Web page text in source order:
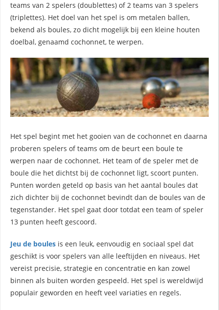
teams van 2 spelers (doublettes) of 2 teams van 3 spelers
(triplettes). Het doel van het spel is om metalen ballen,
bekend als boules, zo dicht mogelijk bij een kleine houten
doelbal, genaamd cochonnet, te werpen.
Het spel begint met het gooien van de cochonnet en daarna
proberen spelers of teams om de beurt een boule te
werpen naar de cochonnet. Het team of de speler met de
boule die het dichtst bij de cochonnet ligt, scoort punten.
Punten worden geteld op basis van het aantal boules dat
zich dichter bij de cochonnet bevindt dan de boules van de
tegenstander. Het spel gaat door totdat een team of speler
13 punten heeft gescoord.
Jeu de boules is een leuk, eenvoudig en sociaal spel dat
geschikt is voor spelers van alle leeftijden en niveaus. Het
vereist precisie, strategie en concentratie en kan zowel
binnen als buiten worden gespeeld. Het spel is wereldwijd
populair geworden en heeft veel variaties en regels.